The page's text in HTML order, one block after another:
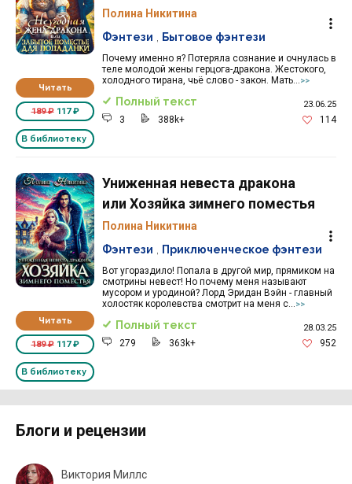
Читать
189 ₽117 ₽
В библиотеку
Полина Никитина
Почему именно я? Потеряла сознание и очнулась в
теле молодой жены герцога-дракона. Жестокого,
холодного тирана, чьё слово - закон. Мать...>>
Фэнтези Бытовое фэнтези
Полный текст 23.06.25
3 388k+ 114
Читать
189 ₽117 ₽
В библиотеку
Униженная невеста дракона
или Хозяйка зимнего поместья
Полина Никитина
Вот угораздило! Попала в другой мир, прямиком на
смотрины невест! Но почему меня называют
мусором и уродиной? Лорд Эридан Вэйн - главный
холостяк королевства смотрит на меня с...>>
Фэнтези Приключенческое фэнтези
Полный текст 28.03.25
279 363k+ 952
Блоги и рецензии
Виктория Миллс